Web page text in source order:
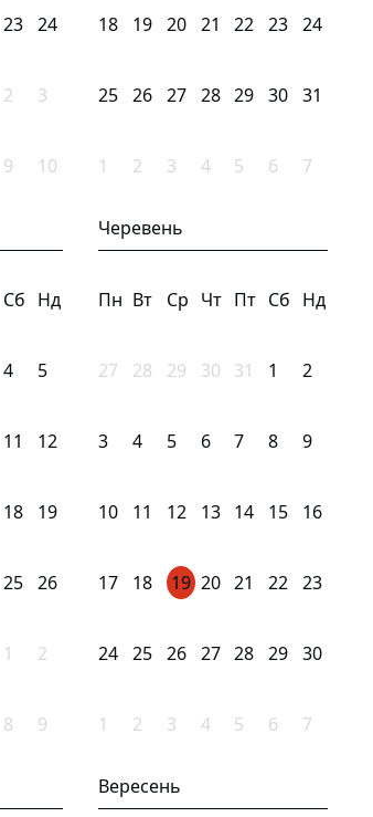
23 24
2 3
9 10
18 19 20 21 22 23 24
25 26 27 28 29 30 31
1 2 3 4 5 6 7
Сб Нд
4 5
11 12
18 19
25 26
1 2
8 9
Черевень
Пн Вт Ср Чт Пт Сб Нд
27 28 29 30 31 1 2
3 4 5 6 7 8 9
10 11 12 13 14 15 16
17 18 19 20 21 22 23
24 25 26 27 28 29 30
1 2 3 4 5 6 7
Вересень